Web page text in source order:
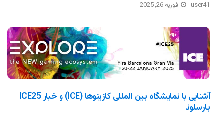
user41 فوریه 26, 2025
آشنایی با نمایشگاه بین المللی کازینوها (ICE) و خبار ICE25
بارسلونا